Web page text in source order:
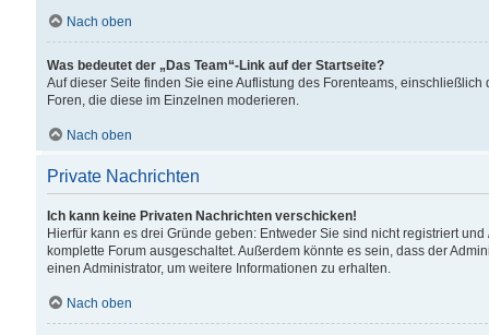
Nach oben
Was bedeutet der „Das Team“-Link auf der Startseite?
Auf dieser Seite finden Sie eine Auflistung des Forenteams,
Foren, die diese im Einzelnen moderieren.
Nach oben
Private Nachrichten
Ich kann keine Privaten Nachrichten verschicken!
Hierfür kann es drei Gründe geben: Entweder Sie sind nicht registriert
komplette Forum ausgeschaltet. Außerdem könnte es sein, dass der
einen Administrator, um weitere Informationen zu erhalten.
Nach oben